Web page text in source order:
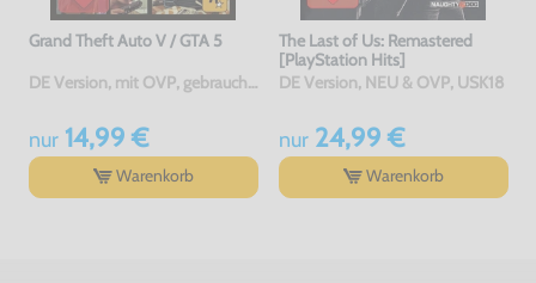
Grand Theft Auto V / GTA 5
DE Version, mit OVP, gebraucht, USK18
nur14,99 €
Warenkorb
The Last of Us: Remastered
[PlayStation Hits]
DE Version, NEU & OVP, USK18
nur24,99 €
Warenkorb